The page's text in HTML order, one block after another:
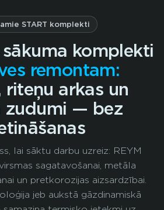
START komplekti
komplekti
remontam:
riteņu arkas un
zudumi — bez
lai sāktu darbu uzreiz: REYM
sagatavošanai, metāla
un pretkorozijas aizsardzībai.
jeb aukstā gāzdinamiskā